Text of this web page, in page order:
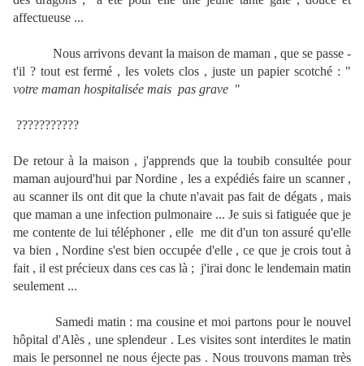
affectueuse ...
Nous arrivons devant la maison de maman , que se passe -
t'il ? tout est fermé , les volets clos , juste un papier scotché : "
votre maman hospitalisée mais pas grave "
???????????
De retour à la maison , j'apprends que la toubib consultée pour
maman aujourd'hui par Nordine , les a expédiés faire un scanner ,
au scanner ils ont dit que la chute n'avait pas fait de dégats , mais
que maman a une infection pulmonaire ... Je suis si fatiguée que je
me contente de lui téléphoner , elle me dit d'un ton assuré qu'elle
va bien , Nordine s'est bien occupée d'elle , ce que je crois tout à
fait , il est précieux dans ces cas là ; j'irai donc le lendemain matin
seulement ...
Samedi matin : ma cousine et moi partons pour le nouvel
hôpital d'Alès , une splendeur . Les visites sont interdites le matin
mais le personnel ne nous éjecte pas . Nous trouvons maman très